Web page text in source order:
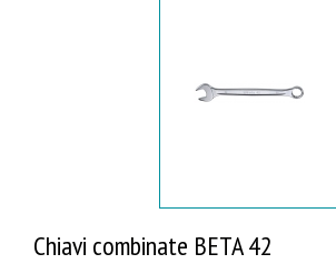
Chiavi combinate BETA 42